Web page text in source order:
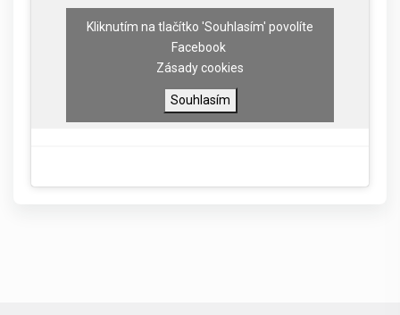
Kliknutím na tlačítko 'Souhlasím' povolíte
Facebook
Zásady cookies
Souhlasím